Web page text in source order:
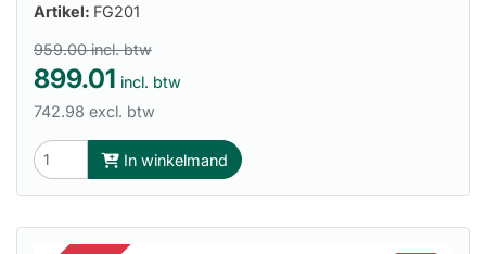
Artikel: FG201
959.00 incl. btw
899.01 incl. btw
742.98 excl. btw
In winkelmand